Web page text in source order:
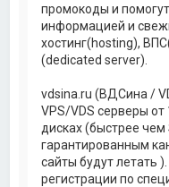
промокоды и
информацией и
хостинг(hosting),
(dedicated server).
vdsina.ru (ВДСина /
VPS/VDS серверы
дисках (быстрее чем
гарантированным
сайты будут летать
регистрации по